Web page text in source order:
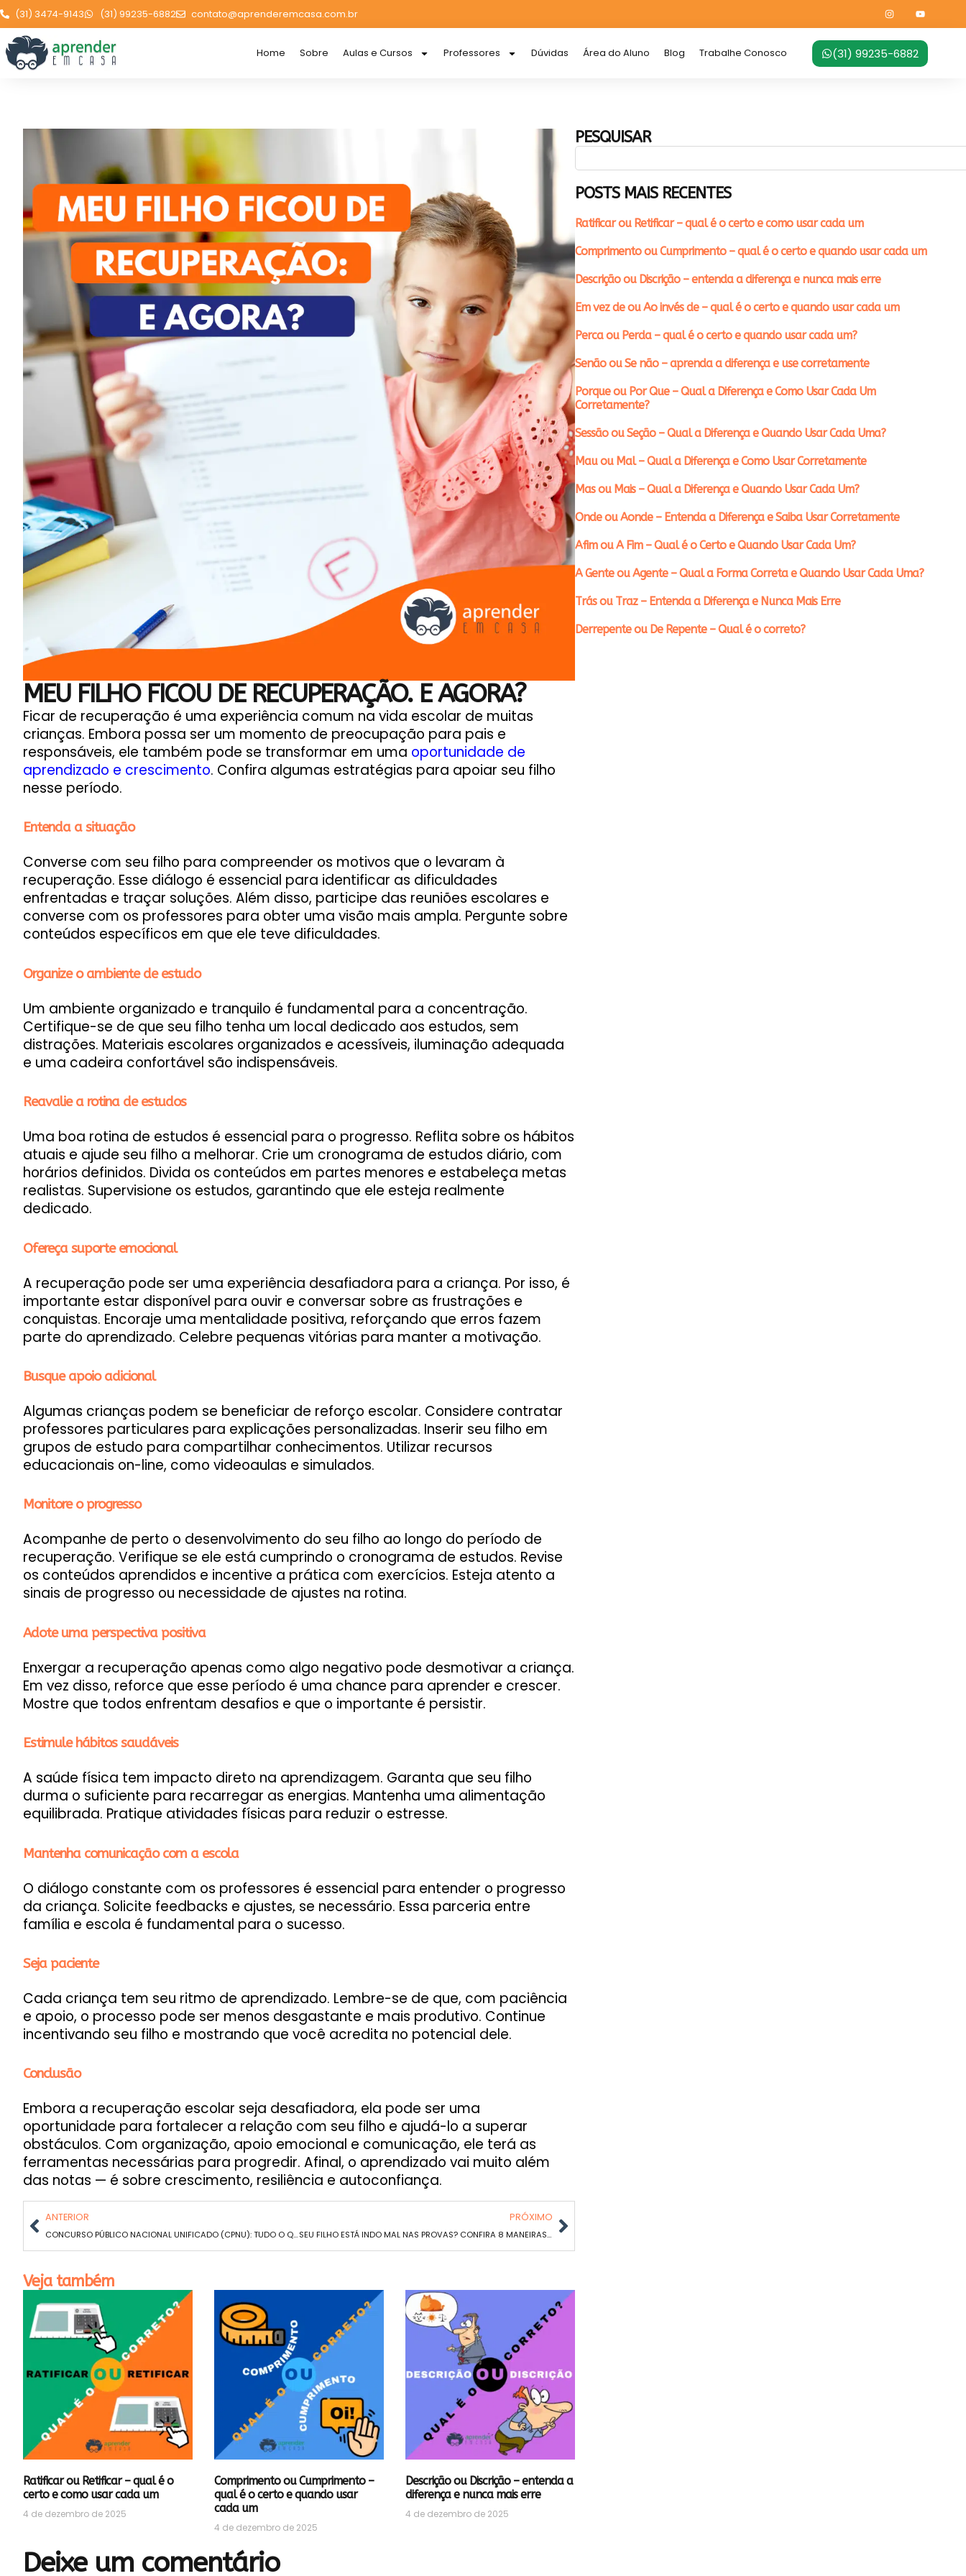
(31) 3474-9143 (31) 99235-6882 contato@aprenderemcasa.com.br
Home Sobre Aulas e Cursos Professores Dúvidas Área do Aluno Blog Trabalhe Conosco (31) 99235-6882
MEU FILHO FICOU DE RECUPERAÇÃO. E AGORA?
Ficar de recuperação é uma experiência comum na vida escolar de muitas
crianças. Embora possa ser um momento de preocupação para pais e
responsáveis, ele também pode se transformar em uma oportunidade de
aprendizado e crescimento. Confira algumas estratégias para apoiar seu filho
nesse período.
Entenda a situação
Converse com seu filho para compreender os motivos que o levaram à
recuperação. Esse diálogo é essencial para identificar as dificuldades
enfrentadas e traçar soluções. Além disso, participe das reuniões escolares e
converse com os professores para obter uma visão mais ampla. Pergunte sobre
conteúdos específicos em que ele teve dificuldades.
Organize o ambiente de estudo
Um ambiente organizado e tranquilo é fundamental para a concentração.
Certifique-se de que seu filho tenha um local dedicado aos estudos, sem
distrações. Materiais escolares organizados e acessíveis, iluminação adequada
e uma cadeira confortável são indispensáveis.
Reavalie a rotina de estudos
Uma boa rotina de estudos é essencial para o progresso. Reflita sobre os hábitos
atuais e ajude seu filho a melhorar. Crie um cronograma de estudos diário, com
horários definidos. Divida os conteúdos em partes menores e estabeleça metas
realistas. Supervisione os estudos, garantindo que ele esteja realmente
dedicado.
Ofereça suporte emocional
A recuperação pode ser uma experiência desafiadora para a criança. Por isso, é
importante estar disponível para ouvir e conversar sobre as frustrações e
conquistas. Encoraje uma mentalidade positiva, reforçando que erros fazem
parte do aprendizado. Celebre pequenas vitórias para manter a motivação.
Busque apoio adicional
Algumas crianças podem se beneficiar de reforço escolar. Considere contratar
professores particulares para explicações personalizadas. Inserir seu filho em
grupos de estudo para compartilhar conhecimentos. Utilizar recursos
educacionais on-line, como videoaulas e simulados.
Monitore o progresso
Acompanhe de perto o desenvolvimento do seu filho ao longo do período de
recuperação. Verifique se ele está cumprindo o cronograma de estudos. Revise
os conteúdos aprendidos e incentive a prática com exercícios. Esteja atento a
sinais de progresso ou necessidade de ajustes na rotina.
Adote uma perspectiva positiva
Enxergar a recuperação apenas como algo negativo pode desmotivar a criança.
Em vez disso, reforce que esse período é uma chance para aprender e crescer.
Mostre que todos enfrentam desafios e que o importante é persistir.
Estimule hábitos saudáveis
A saúde física tem impacto direto na aprendizagem. Garanta que seu filho
durma o suficiente para recarregar as energias. Mantenha uma alimentação
equilibrada. Pratique atividades físicas para reduzir o estresse.
Mantenha comunicação com a escola
O diálogo constante com os professores é essencial para entender o progresso
da criança. Solicite feedbacks e ajustes, se necessário. Essa parceria entre
família e escola é fundamental para o sucesso.
Seja paciente
Cada criança tem seu ritmo de aprendizado. Lembre-se de que, com paciência
e apoio, o processo pode ser menos desgastante e mais produtivo. Continue
incentivando seu filho e mostrando que você acredita no potencial dele.
Conclusão
Embora a recuperação escolar seja desafiadora, ela pode ser uma
oportunidade para fortalecer a relação com seu filho e ajudá-lo a superar
obstáculos. Com organização, apoio emocional e comunicação, ele terá as
ferramentas necessárias para progredir. Afinal, o aprendizado vai muito além
das notas — é sobre crescimento, resiliência e autoconfiança.
ANTERIOR
CONCURSO PÚBLICO NACIONAL UNIFICADO (CPNU): TUDO O QUE VOCÊ PRECISA SABER
PRÓXIMO
SEU FILHO ESTÁ INDO MAL NAS PROVAS? CONFIRA 8 MANEIRAS DE LIDAR COM A SITUAÇÃO
Veja também
Ratificar ou Retificar – qual é o
certo e como usar cada um
4 de dezembro de 2025
Comprimento ou Cumprimento –
qual é o certo e quando usar
cada um
4 de dezembro de 2025
Descrição ou Discrição – entenda a
diferença e nunca mais erre
4 de dezembro de 2025
Deixe um comentário
PESQUISAR
POSTS MAIS RECENTES
Ratificar ou Retificar – qual é o certo e como usar cada um
Comprimento ou Cumprimento – qual é o certo e quando usar cada um
Descrição ou Discrição – entenda a diferença e nunca mais erre
Em vez de ou Ao invés de – qual é o certo e quando usar cada um
Perca ou Perda – qual é o certo e quando usar cada um?
Senão ou Se não – aprenda a diferença e use corretamente
Porque ou Por Que – Qual a Diferença e Como Usar Cada Um
Corretamente?
Sessão ou Seção – Qual a Diferença e Quando Usar Cada Uma?
Mau ou Mal – Qual a Diferença e Como Usar Corretamente
Mas ou Mais – Qual a Diferença e Quando Usar Cada Um?
Onde ou Aonde – Entenda a Diferença e Saiba Usar Corretamente
Afim ou A Fim – Qual é o Certo e Quando Usar Cada Um?
A Gente ou Agente – Qual a Forma Correta e Quando Usar Cada Uma?
Trás ou Traz – Entenda a Diferença e Nunca Mais Erre
Derrepente ou De Repente – Qual é o correto?